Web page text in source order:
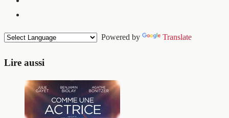
Powered by Translate
Lire aussi